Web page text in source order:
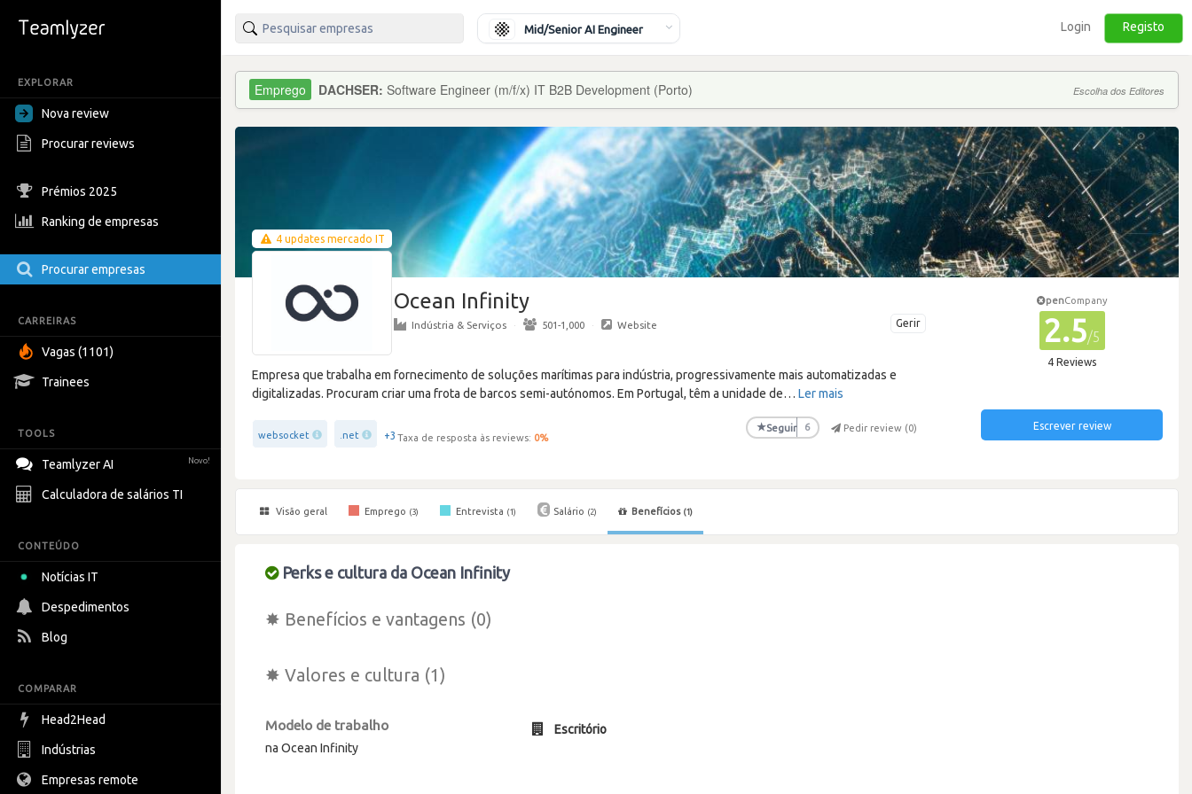
EXPLORAR
Nova review
Procurar reviews
Prémios 2025
Ranking de empresas
Procurar empresas
CARREIRAS
Vagas (1101)
Trainees
TOOLS
Teamlyzer AI Novo!
Calculadora de salários TI
CONTEÚDO
Notícias IT
Despedimentos
Blog
COMPARAR
Head2Head
Indústrias
Empresas remote
Mid/Senior AI Engineer Login Registo
DACHSER: Software Engineer (m/f/x) IT B2B Development (Porto) Escolha dos Editores
4 updates mercado IT
Ocean Infinity
Gerir
Indústria & Serviços · 501-1,000 · Website
Empresa que trabalha em fornecimento de soluções marítimas para indústria, progressivamente mais automatizadas e
digitalizadas. Procuram criar uma frota de barcos semi-autónomos. Em Portugal, têm a unidade de… Ler mais
websocket .net +3 Taxa de resposta às reviews: 0%
★Seguir 6 Pedir review (0)
penCompany
2.5/5
4 Reviews
Escrever review
Visão geral Emprego (3) Entrevista (1) Salário (2) Benefícios (1)
Perks e cultura da Ocean Infinity
✸ Benefícios e vantagens (0)
✸ Valores e cultura (1)
Modelo de trabalho
na Ocean Infinity
Escritório